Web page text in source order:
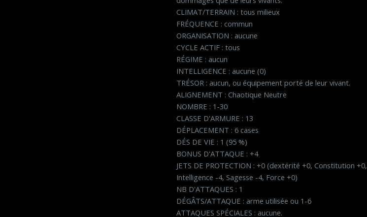
CLIMAT/TERRAIN : tous milieux
FRÉQUENCE : commun
ORGANISATION : aucune
CYCLE ACTIF : tous
RÉGIME : aucun
INTELLIGENCE : aucune (0)
TRÉSOR : aucun, ou équipement porté de leur vivant.
ALIGNEMENT : Chaotique Neutre
NOMBRE : 1-30
CLASSE D'ARMURE : 13
DÉPLACEMENT : 6 cases
DÉS DE VIE : 1 (95 %)
BONUS D'ATTAQUE : +4
JETS DE PROTECTION : +0 (dextérité +0, Constitution +0,
Intelligence -4, Sagesse -4, Force +0)
NB D'ATTAQUES : 1
DÉGÂTS/ATTAQUE : arme utilisée ou 1-6
ATTAQUES SPÉCIALES : aucune.